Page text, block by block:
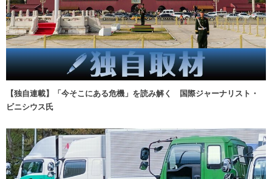
【独自連載】「今そこにある危機」を読み解く 国際ジャーナリスト・
ビニシウス氏